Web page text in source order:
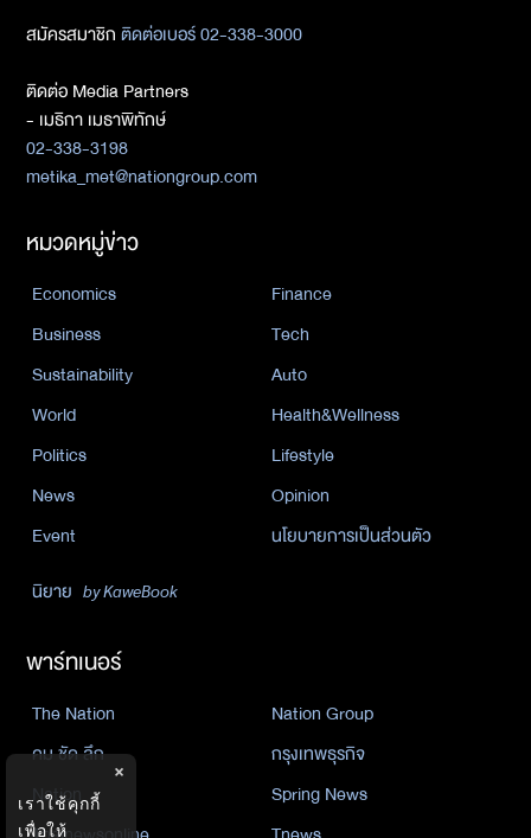
สมัครสมาชิกติดต่อเบอร์ 02-338-3000
ติดต่อ Media Partners
- เมธิกา เมธาพิทักษ์
02-338-3198
metika_met@nationgroup.com
หมวดหมู่ข่าว
Economics
Finance
Business
Tech
Sustainability
Auto
World
Health&Wellness
Politics
Lifestyle
News
Opinion
Event
นโยบายการเป็นส่วนตัว
นิยาย by KaweBook
พาร์ทเนอร์
The Nation
Nation Group
คม ชัด ลึก
กรุงเทพธุรกิจ
Nation
Spring News
×
เราใช้คุกกี้
เพื่อให้